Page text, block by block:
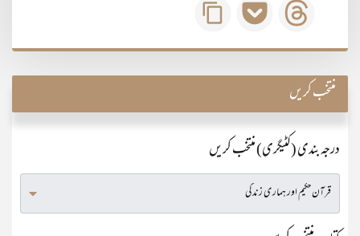
منتخب کریں
درجہ بندی (کٹیگری) منتخب کریں